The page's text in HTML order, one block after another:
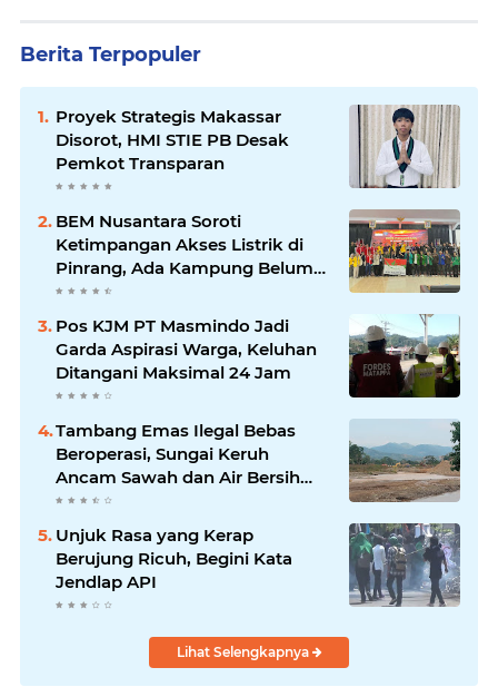
Berita Terpopuler
Proyek Strategis Makassar
Disorot, HMI STIE PB Desak
Pemkot Transparan
BEM Nusantara Soroti
Ketimpangan Akses Listrik di
Pinrang, Ada Kampung Belum
Terlayani
Pos KJM PT Masmindo Jadi
Garda Aspirasi Warga, Keluhan
Ditangani Maksimal 24 Jam
Tambang Emas Ilegal Bebas
Beroperasi, Sungai Keruh
Ancam Sawah dan Air Bersih
Warga Luwu
Unjuk Rasa yang Kerap
Berujung Ricuh, Begini Kata
Jendlap API
Lihat Selengkapnya